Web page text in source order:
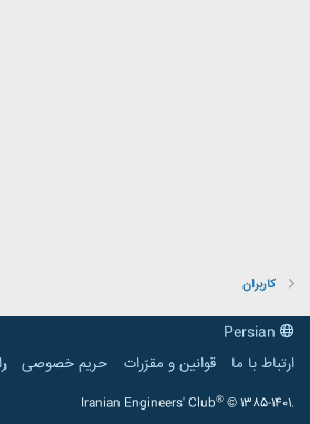
کاربران
ارتباط با ما
قوانین و مقرّرات حریم خصوصی
Iranian Engineers' Club® © 1385-1401.